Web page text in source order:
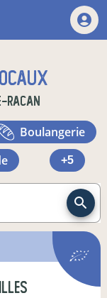
Racan
boulangerie
+5